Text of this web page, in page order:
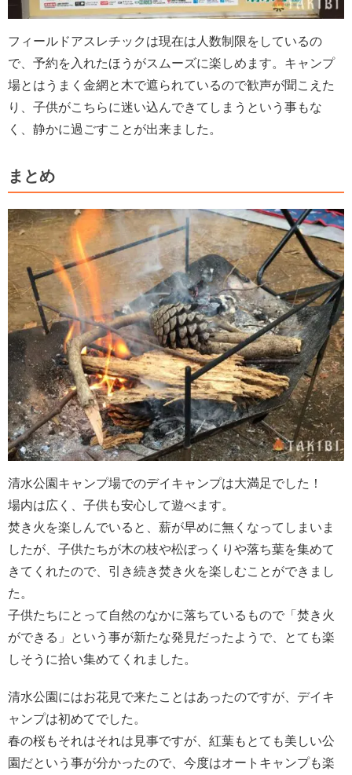
フィールドアスレチックは現在は人数制限をしているの
で、予約を入れたほうがスムーズに楽しめます。キャンプ
場とはうまく金網と木で遮られているので歓声が聞こえた
り、子供がこちらに迷い込んできてしまうという事もな
く、静かに過ごすことが出来ました。
まとめ
清水公園キャンプ場でのデイキャンプは大満足でした！
場内は広く、子供も安心して遊べます。
焚き火を楽しんでいると、薪が早めに無くなってしまいま
したが、子供たちが木の枝や松ぼっくりや落ち葉を集めて
きてくれたので、引き続き焚き火を楽しむことができまし
た。
子供たちにとって自然のなかに落ちているもので「焚き火
ができる」という事が新たな発見だったようで、とても楽
しそうに拾い集めてくれました。
清水公園にはお花見で来たことはあったのですが、デイキ
ャンプは初めてでした。
春の桜もそれはそれは見事ですが、紅葉もとても美しい公
園だという事が分かったので、今度はオートキャンプも楽